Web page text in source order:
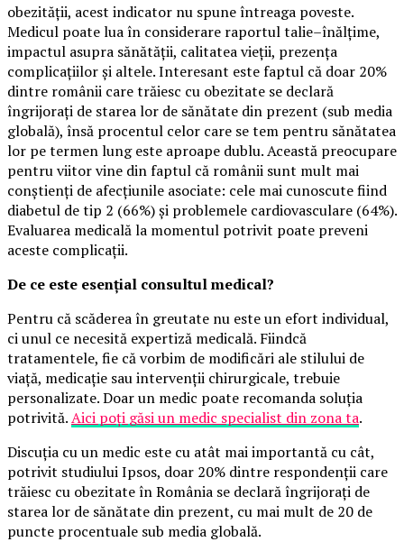
obezității, acest indicator nu spune întreaga poveste.
Medicul poate lua în considerare raportul talie–înălțime,
impactul asupra sănătății, calitatea vieții, prezența
complicațiilor și altele. Interesant este faptul că doar 20%
dintre românii care trăiesc cu obezitate se declară
îngrijorați de starea lor de sănătate din prezent (sub media
globală), însă procentul celor care se tem pentru sănătatea
lor pe termen lung este aproape dublu. Această preocupare
pentru viitor vine din faptul că românii sunt mult mai
conștienți de afecțiunile asociate: cele mai cunoscute fiind
diabetul de tip 2 (66%) și problemele cardiovasculare (64%).
Evaluarea medicală la momentul potrivit poate preveni
aceste complicații.
De ce este esențial consultul medical?
Pentru că scăderea în greutate nu este un efort individual,
ci unul ce necesită expertiză medicală. Fiindcă
tratamentele, fie că vorbim de modificări ale stilului de
viață, medicație sau intervenții chirurgicale, trebuie
personalizate. Doar un medic poate recomanda soluția
potrivită.Aici poți găsi un medic specialist din zona ta.
Discuția cu un medic este cu atât mai importantă cu cât,
potrivit studiului Ipsos, doar 20% dintre respondenții care
trăiesc cu obezitate în România se declară îngrijorați de
starea lor de sănătate din prezent, cu mai mult de 20 de
puncte procentuale sub media globală.